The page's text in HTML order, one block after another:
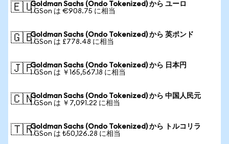
🇪🇺Goldman Sachs (Ondo Tokenized) から ユーロ
1 GSon は €908.75 に相当
🇬🇧Goldman Sachs (Ondo Tokenized) から 英ポンド
1 GSon は £778.48 に相当
🇯🇵Goldman Sachs (Ondo Tokenized) から 日本円
1 GSon は ￥165,567.18 に相当
🇨🇳Goldman Sachs (Ondo Tokenized) から 中国人民元
1 GSon は ￥7,091.22 に相当
🇹🇷Goldman Sachs (Ondo Tokenized) から トルコリラ
1 GSon は ₺50,126.28 に相当